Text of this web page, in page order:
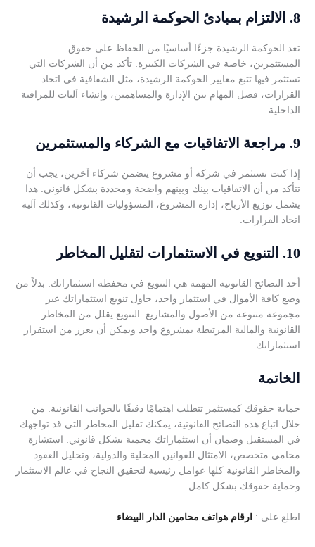
8. الالتزام بمبادئ الحوكمة الرشيدة
تعد الحوكمة الرشيدة جزءًا أساسيًا من الحفاظ على حقوق
المستثمرين، خاصة في الشركات الكبيرة. تأكد من أن الشركات التي
تستثمر فيها تتبع معايير الحوكمة الرشيدة، مثل الشفافية في اتخاذ
القرارات، فصل المهام بين الإدارة والمساهمين، وإنشاء آليات للمراقبة
الداخلية.
9. مراجعة الاتفاقيات مع الشركاء والمستثمرين
إذا كنت تستثمر في شركة أو مشروع يتضمن شركاء آخرين، يجب أن
تتأكد من أن الاتفاقيات بينك وبينهم واضحة ومحددة بشكل قانوني. هذا
يشمل توزيع الأرباح، إدارة المشروع، المسؤوليات القانونية، وكذلك آلية
اتخاذ القرارات.
10. التنويع في الاستثمارات لتقليل المخاطر
أحد النصائح القانونية المهمة هي التنويع في محفظة استثماراتك. بدلاً من
وضع كافة الأموال في استثمار واحد، حاول تنويع استثماراتك عبر
مجموعة متنوعة من الأصول والمشاريع. التنويع يقلل من المخاطر
القانونية والمالية المرتبطة بمشروع واحد ويمكن أن يعزز من استقرار
استثماراتك.
الخاتمة
حماية حقوقك كمستثمر تتطلب اهتمامًا دقيقًا بالجوانب القانونية. من
خلال اتباع هذه النصائح القانونية، يمكنك تقليل المخاطر التي قد تواجهك
في المستقبل وضمان أن استثماراتك محمية بشكل قانوني. استشارة
محامي متخصص، الامتثال للقوانين المحلية والدولية، وتحليل العقود
والمخاطر القانونية كلها عوامل رئيسية لتحقيق النجاح في عالم الاستثمار
وحماية حقوقك بشكل كامل.
اطلع على : ارقام هواتف محامين الدار البيضاء